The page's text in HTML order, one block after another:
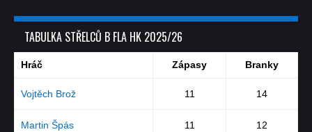
TABULKA STŘELCŮ B FLA HK 2025/26
Hráč Zápasy Branky
Vojtěch Brož 11 14
Martin Špás 11 12